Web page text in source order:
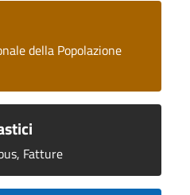
della Popolazione
Fatture